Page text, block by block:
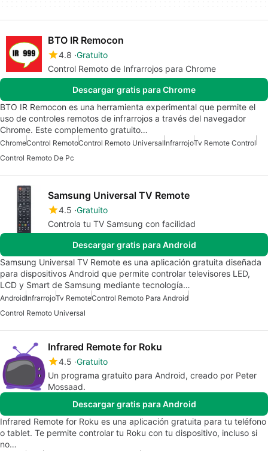
BTO IR Remocon
4.8 Gratuito
Control Remoto de Infrarrojos para Chrome
Descargar gratis para Chrome
BTO IR Remocon es una herramienta experimental que permite el
uso de controles remotos de infrarrojos a través del navegador
Chrome. Este complemento gratuito…
ChromeControl RemotoControl Remoto UniversalInfrarrojoTv Remote Control
Control Remoto De Pc
Samsung Universal TV Remote
4.5 Gratuito
Controla tu TV Samsung con facilidad
Descargar gratis para Android
Samsung Universal TV Remote es una aplicación gratuita diseñada
para dispositivos Android que permite controlar televisores LED,
LCD y Smart de Samsung mediante tecnología…
AndroidInfrarrojoTv RemoteControl Remoto Para Android
Control Remoto Universal
Infrared Remote for Roku
4.5 Gratuito
Un programa gratuito para Android, creado por Peter
Mossaad.
Descargar gratis para Android
Infrared Remote for Roku es una aplicación gratuita para tu teléfono
o tablet. Te permite controlar tu Roku con tu dispositivo, incluso si
no…